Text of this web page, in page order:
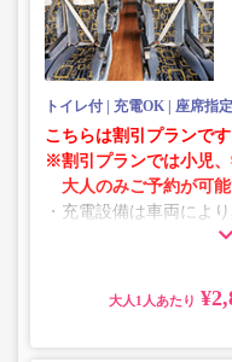
トイレ付 充電OK 座席指定
こちらは割引プランです
※割引プランでは小児、
大人のみご予約が可能
・充電設備は車両によ
ントタイプでのご用意
仕様が変更となる場合
ださい。
大人